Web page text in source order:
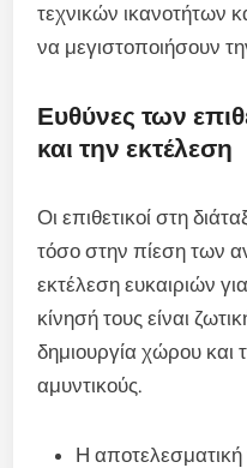
τεχνικών ικανοτήτων
να μεγιστοποιήσουν
Ευθύνες των
και την εκτέλεση
Οι επιθετικοί στη
τόσο στην πίεση των
εκτέλεση ευκαιριών
κίνησή τους είναι
δημιουργία χώρου και
αμυντικούς.
Η αποτελεσματική